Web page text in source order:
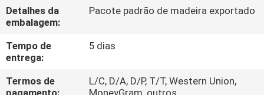
CONTACTE-
NOS
PEÇA
Detalhes da
embalagem:
Pacote padrão de madeira exportado
Tempo de
entrega:
5 dias
Termos de
L/C, D/A, D/P, T/T, Western Union,